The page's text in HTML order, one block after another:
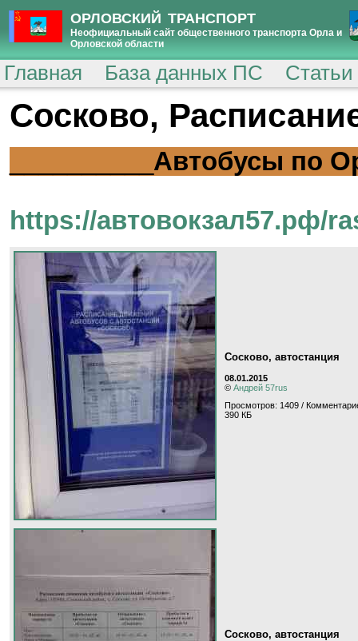
ОРЛОВСКИЙ ТРАНСПОРТ
Неофициальный сайт общественного транспорта Орла и
Орловской области
Главная База данных ПС
Сосково,
Автобусы по
https://автовокзал57.рф/
Сосково, автостанция
08.01.2015
© Андрей 57rus
Просмотров: 1409 /
390 КБ
Сосково, автостанция